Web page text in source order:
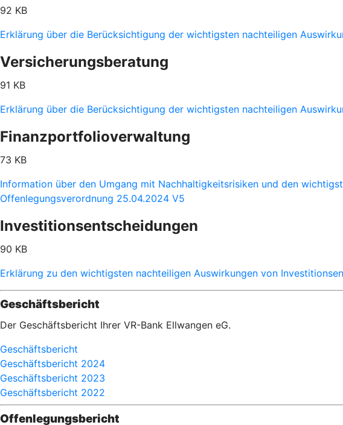
92 KB
Erklärung über die Berücksichtigung der wichtigsten nachteiligen
Versicherungsberatung
91 KB
Erklärung über die Berücksichtigung der wichtigsten nachteiligen
Finanzportfolioverwaltung
73 KB
Information über den Umgang mit Nachhaltigkeitsrisiken und den
Offenlegungsverordnung 25.04.2024 V5
Investitionsentscheidungen
90 KB
Erklärung zu den wichtigsten nachteiligen Auswirkungen von
Geschäftsbericht
Der Geschäftsbericht Ihrer VR-Bank Ellwangen eG.
Geschäftsbericht
Geschäftsbericht 2024
Geschäftsbericht 2023
Geschäftsbericht 2022
Offenlegungsbericht